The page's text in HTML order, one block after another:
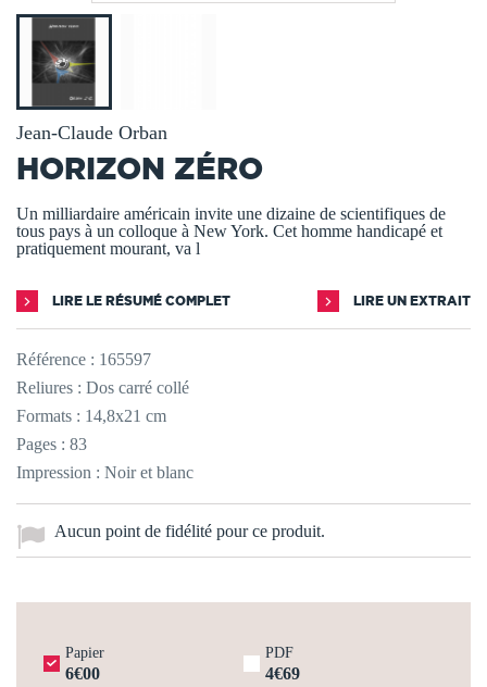
Jean-Claude Orban
HORIZON ZÉRO
Un milliardaire américain invite une dizaine de scientifiques de
tous pays à un colloque à New York. Cet homme handicapé et
pratiquement mourant, va l
LIRE LE RÉSUMÉ COMPLET LIRE UN EXTRAIT
Référence : 165597
Reliures : Dos carré collé
Formats : 14,8x21 cm
Pages : 83
Impression : Noir et blanc
Aucun point de fidélité pour ce produit.
Papier
6€00
PDF
4€69